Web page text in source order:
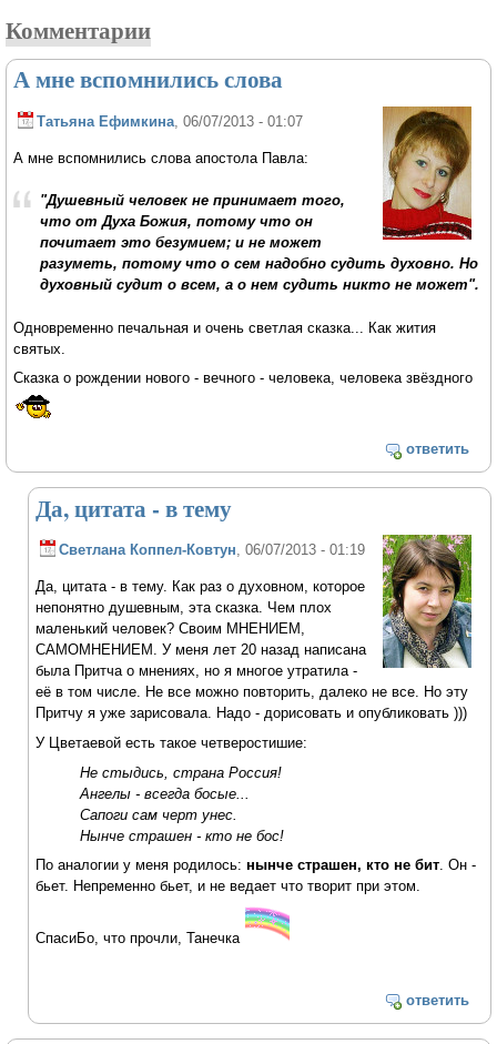
Комментарии
А мне вспомнились слова
Татьяна Ефимкина , 06/07/2013 - 01:07
А мне вспомнились слова апостола Павла:
"Душевный человек не принимает того,
что от Духа Божия, потому что он
почитает это безумием; и не может
разуметь, потому что о сем надобно судить духовно. Но
духовный судит о всем, а о нем судить никто не может".
Одновременно печальная и очень светлая сказка... Как жития
святых.
Сказка о рождении нового - вечного - человека, человека звёздного
ответить
Да, цитата - в тему
Светлана Коппел-Ковтун, 06/07/2013 - 01:19
Да, цитата - в тему. Как раз о духовном, которое
непонятно душевным, эта сказка. Чем плох
маленький человек? Своим МНЕНИЕМ,
САМОМНЕНИЕМ. У меня лет 20 назад написана
была Притча о мнениях, но я многое утратила -
её в том числе. Не все можно повторить, далеко не все. Но эту
Притчу я уже зарисовала. Надо - дорисовать и опубликовать )))
У Цветаевой есть такое четверостишие:
Не стыдись, страна Россия!
Ангелы - всегда босые...
Сапоги сам черт унес.
Нынче страшен - кто не бос!
По аналогии у меня родилось:нынче страшен, кто не бит. Он -
бьет. Непременно бьет, и не ведает что творит при этом.
СпасиБо, что прочли, Танечка
ответить